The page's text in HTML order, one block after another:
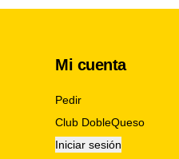
Mi cuenta
Pedir
Club DobleQueso
Iniciar sesión